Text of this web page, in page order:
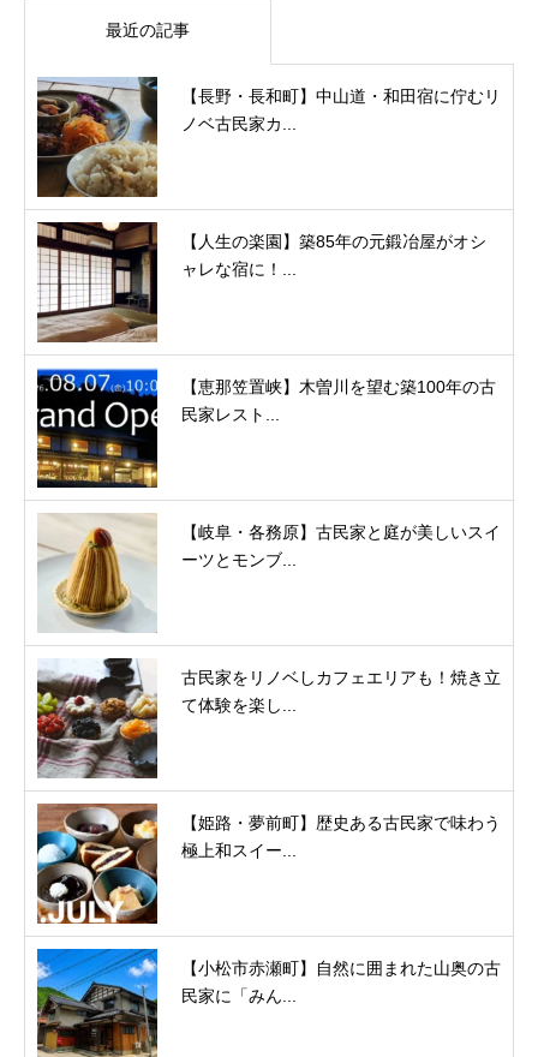
最近の記事
【長野・長和町】中山道・和田宿に佇むリ
ノベ古民家カ...
【人生の楽園】築85年の元鍛冶屋がオシ
ャレな宿に！...
【恵那笠置峡】木曽川を望む築100年の古
民家レスト...
【岐阜・各務原】古民家と庭が美しいスイ
ーツとモンブ...
古民家をリノベしカフェエリアも！焼き立
て体験を楽し...
【姫路・夢前町】歴史ある古民家で味わう
極上和スイー...
【小松市赤瀬町】自然に囲まれた山奥の古
民家に「みん...